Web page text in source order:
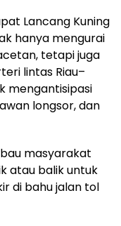
Lancang Kuning
hanya mengurai
tetapi juga
lintas Riau–
mengantisipasi
longsor, dan
masyarakat
atau balik untuk
di bahu jalan tol